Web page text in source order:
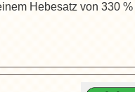
Hebesatz von 330 %